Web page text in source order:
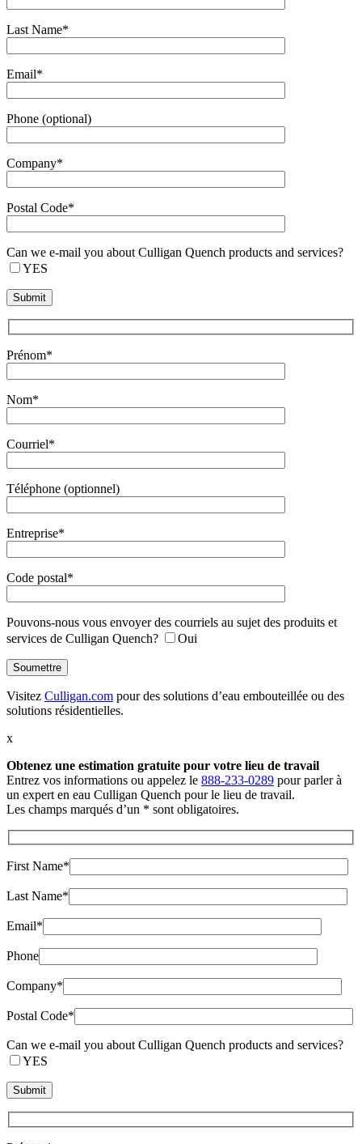
Last Name*
Email*
Phone (optional)
Company*
Postal Code*
Can we e-mail you about Culligan Quench products and services?
YES
Prénom*
Nom*
Courriel*
Téléphone (optionnel)
Entreprise*
Code postal*
Pouvons-nous vous envoyer des courriels au sujet des produits et
services de Culligan Quench?
Oui
Visitez Culligan.com pour des solutions d’eau embouteillée ou des
solutions résidentielles.
x
Obtenez une estimation gratuite pour votre lieu de travail
Entrez vos informations ou appelez le 888-233-0289 pour parler à
un expert en eau Culligan Quench pour le lieu de travail.
Les champs marqués d’un * sont obligatoires.
First Name*
Last Name*
Email*
Phone
Company*
Postal Code*
Can we e-mail you about Culligan Quench products and services?
YES